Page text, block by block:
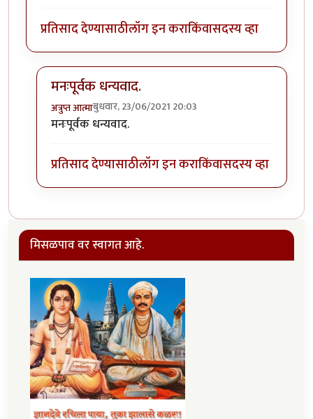
प्रतिसाद देण्यासाठीलॉग इन कराकिंवासदस्य व्हा
मनःपूर्वक धन्यवाद.
अत्रुप्त आत्माबुधवार, 23/06/2021 20:03
In reply toअरे वा!
मनःपूर्वक धन्यवाद.
प्रतिसाद देण्यासाठीलॉग इन कराकिंवासदस्य व्हा
मिसळपाव वर स्वागत आहे.